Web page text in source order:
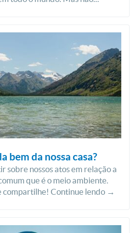
bem da nossa casa?
sobre nossos atos em relação a
que é o meio ambiente.
compartilhe! Continue lendo →